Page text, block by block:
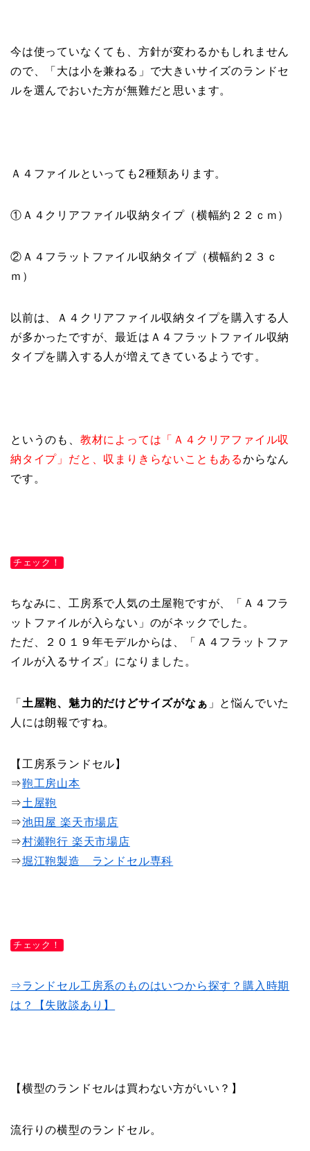
今は使っていなくても、方針が変わるかもしれません
ので、「大は小を兼ねる」で大きいサイズのランドセ
ルを選んでおいた方が無難だと思います。
Ａ４ファイルといっても2種類あります。
①Ａ４クリアファイル収納タイプ（横幅約２２ｃｍ）
②Ａ４フラットファイル収納タイプ（横幅約２３ｃ
ｍ）
以前は、Ａ４クリアファイル収納タイプを購入する人
が多かったですが、最近はＡ４フラットファイル収納
タイプを購入する人が増えてきているようです。
というのも、 教材によっては「Ａ４クリアファイル収
納タイプ」だと、収まりきらないこともあるからなん
です。
チェック！
ちなみに、工房系で人気の土屋鞄ですが、「Ａ４フラ
ットファイルが入らない」のがネックでした。
ただ、２０１９年モデルからは、「Ａ４フラットファ
イルが入るサイズ」になりました。
「 土屋鞄、魅力的だけどサイズがなぁ 」と悩んでいた
人には朗報ですね。
【工房系ランドセル】
⇒鞄工房山本
⇒土屋鞄
⇒池田屋 楽天市場店
⇒村瀬鞄行 楽天市場店
⇒堀江鞄製造 ランドセル専科
チェック！
⇒ランドセル工房系のものはいつから探す？購入時期
は？【失敗談あり】
【横型のランドセルは買わない方がいい？】
流行りの横型のランドセル。